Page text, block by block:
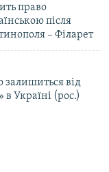
право
після
– Філарет
залишиться від
в Україні (рос.)